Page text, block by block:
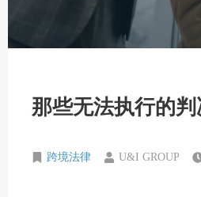
那些无法执行的
跨境法律 U&I GROUP